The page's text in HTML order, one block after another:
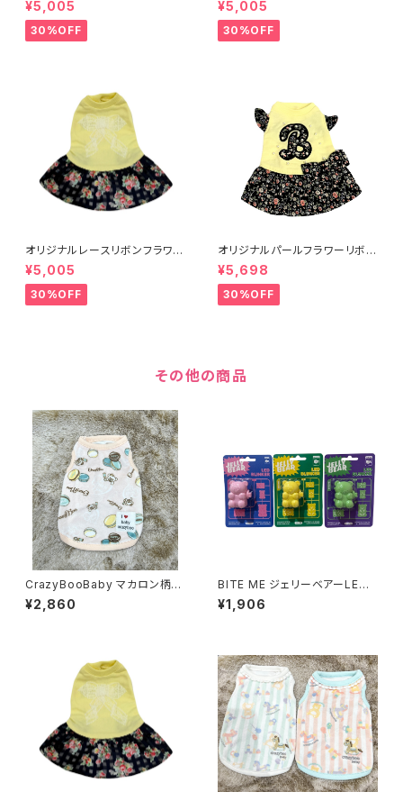
¥5,005
30%OFF
¥5,005
30%OFF
オリジナルレースリボンフラワー
ワンピース イエロー52010
0〜
¥5,005
30%OFF
オリジナルパールフラワーリボン
ワンピース 920101〜
¥5,698
30%OFF
その他の商品
CrazyBooBaby マカロン柄ベ
ロアタンク ピンクXXS〜M 121
-259-1001
¥2,860
BITE ME ジェリーベアーLED
ライト 431-200-1019
¥1,906